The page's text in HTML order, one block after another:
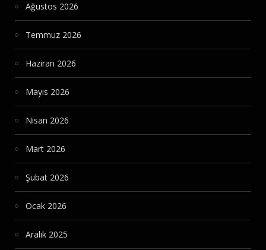
Ağustos 2026
Temmuz 2026
Haziran 2026
Mayıs 2026
Nisan 2026
Mart 2026
Şubat 2026
Ocak 2026
Aralık 2025